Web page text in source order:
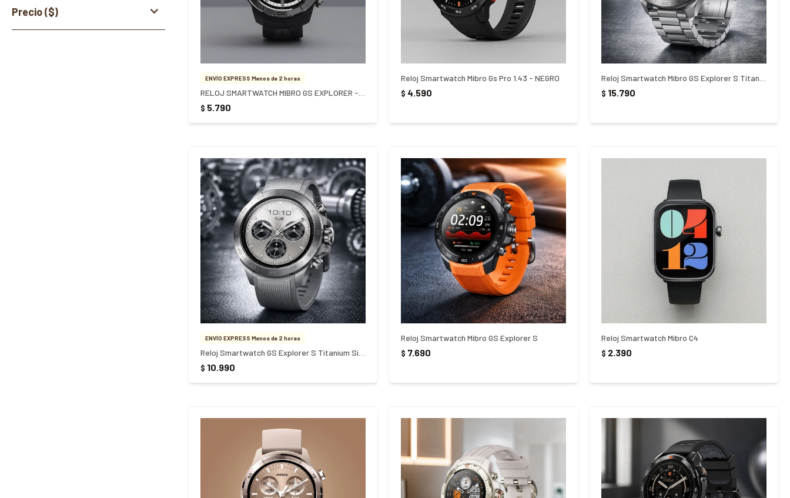
ENVÍO EXPRESS Menos de 2 horas
$ 5.790
Reloj Smartwatch Mibro Gs Pro 1.43 - NEGRO
$ 4.590 $ 15.790
ENVÍO EXPRESS Menos de 2 horas
$ 10.990
Reloj Smartwatch Mibro GS Explorer S
$ 7.690
Reloj Smartwatch Mibro C4
$ 2.390
Precio($)